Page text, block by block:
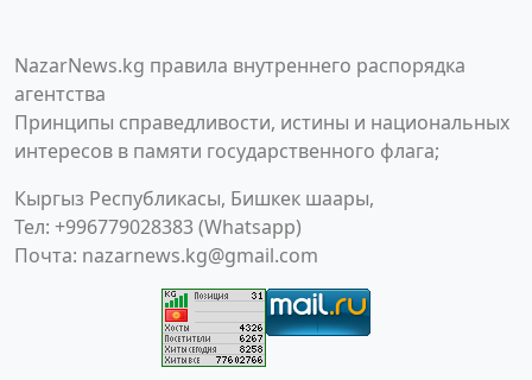
NazarNews.kg правила внутреннего распорядка
агентства
Принципы справедливости, истины и национальных
интересов в памяти государственного флага;
Кыргыз Республикасы, Бишкек шаары,
Тел: +996779028383 (Whatsapp)
Почта: nazarnews.kg@gmail.com